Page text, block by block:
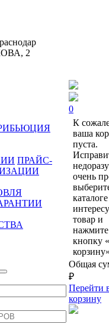
2
ПРАЙС-
0
К
ваша
пуста.
очень
каталоге
товар и
нажмите
кнопку
Общая
₽
Перейти
корзину